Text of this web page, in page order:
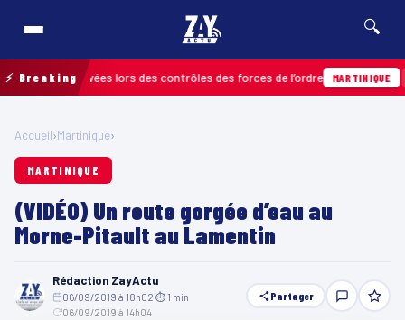
🔍
⚡ Breakingrelevées lors des contrôles des forces de l’ordre MARTINIQUE 04/
Accueil›Martinique›
MARTINIQUE
(VIDÉO) Un route gorgée d’eau au
Morne-Pitault au Lamentin
Rédaction ZayActu
06/09/2019 à 18h02 ⏱ 1 min
06/09/2019 à 14h04
Partager